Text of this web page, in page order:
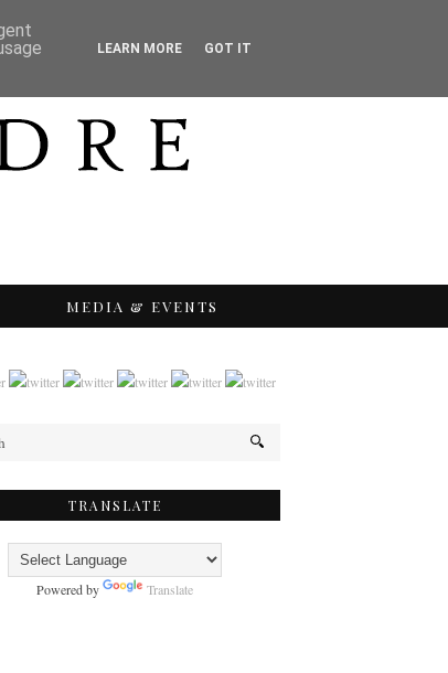
MEDIA & EVENTS
TRANSLATE
Powered by Translate
LEARN MORE GOT IT